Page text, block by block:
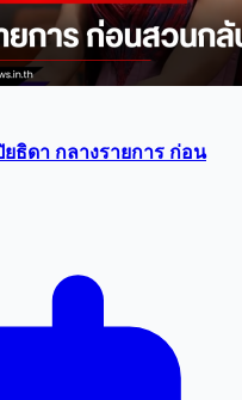
ธิดา กลางรายการ ก่อน